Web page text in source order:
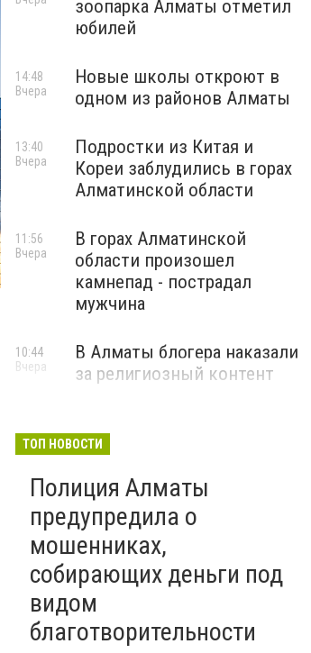
зоопарка Алматы отметил
юбилей
Новые школы откроют в
одном из районов Алматы
14:48
Вчера
Подростки из Китая и
Кореи заблудились в горах
Алматинской области
13:40
Вчера
В горах Алматинской
области произошел
камнепад - пострадал
мужчина
11:56
Вчера
В Алматы блогера наказали
за религиозный контент
10:44
Вчера
ТОП НОВОСТИ
Полиция Алматы
предупредила о
мошенниках,
собирающих деньги под
видом
благотворительности